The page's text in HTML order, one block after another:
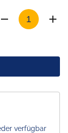
verfügbar